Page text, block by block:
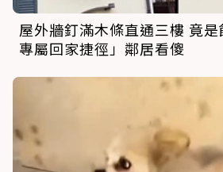
屋外牆釘滿木條直通三樓 竟
專屬回家捷徑」鄰居看傻